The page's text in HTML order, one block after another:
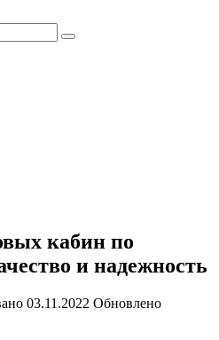
кабин по
и надежность
03.11.2022 Обновлено